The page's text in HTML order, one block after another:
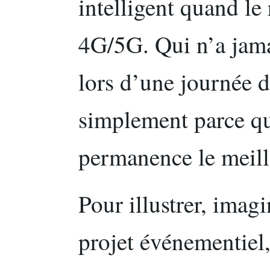
intelligent quand le
4G/5G. Qui n’a
lors d’une journée
simplement parce
permanence le
Pour illustrer,
projet